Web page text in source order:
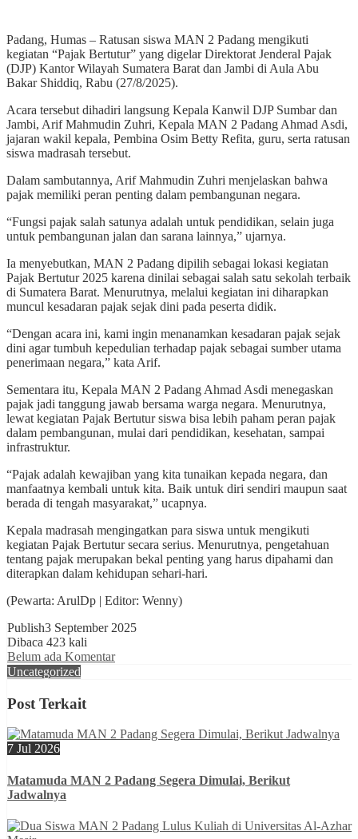
Padang, Humas – Ratusan siswa MAN 2 Padang mengikuti
kegiatan “Pajak Bertutur” yang digelar Direktorat Jenderal Pajak
(DJP) Kantor Wilayah Sumatera Barat dan Jambi di Aula Abu
Bakar Shiddiq, Rabu (27/8/2025).
Acara tersebut dihadiri langsung Kepala Kanwil DJP Sumbar dan
Jambi, Arif Mahmudin Zuhri, Kepala MAN 2 Padang Ahmad Asdi,
jajaran wakil kepala, Pembina Osim Betty Refita, guru, serta ratusan
siswa madrasah tersebut.
Dalam sambutannya, Arif Mahmudin Zuhri menjelaskan bahwa
pajak memiliki peran penting dalam pembangunan negara.
“Fungsi pajak salah satunya adalah untuk pendidikan, selain juga
untuk pembangunan jalan dan sarana lainnya,” ujarnya.
Ia menyebutkan, MAN 2 Padang dipilih sebagai lokasi kegiatan
Pajak Bertutur 2025 karena dinilai sebagai salah satu sekolah terbaik
di Sumatera Barat. Menurutnya, melalui kegiatan ini diharapkan
muncul kesadaran pajak sejak dini pada peserta didik.
“Dengan acara ini, kami ingin menanamkan kesadaran pajak sejak
dini agar tumbuh kepedulian terhadap pajak sebagai sumber utama
penerimaan negara,” kata Arif.
Sementara itu, Kepala MAN 2 Padang Ahmad Asdi menegaskan
pajak jadi tanggung jawab bersama warga negara. Menurutnya,
lewat kegiatan Pajak Bertutur siswa bisa lebih paham peran pajak
dalam pembangunan, mulai dari pendidikan, kesehatan, sampai
infrastruktur.
“Pajak adalah kewajiban yang kita tunaikan kepada negara, dan
manfaatnya kembali untuk kita. Baik untuk diri sendiri maupun saat
berada di tengah masyarakat,” ucapnya.
Kepala madrasah mengingatkan para siswa untuk mengikuti
kegiatan Pajak Bertutur secara serius. Menurutnya, pengetahuan
tentang pajak merupakan bekal penting yang harus dipahami dan
diterapkan dalam kehidupan sehari-hari.
(Pewarta: ArulDp | Editor: Wenny)
Publish3 September 2025
Dibaca 423 kali
Belum ada Komentar
Uncategorized
Post Terkait
7 Jul 2026
Matamuda MAN 2 Padang Segera Dimulai, Berikut
Jadwalnya